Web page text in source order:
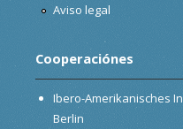
Aviso legal
Cooperaciónes
Ibero-Amerikanisches
Berlin